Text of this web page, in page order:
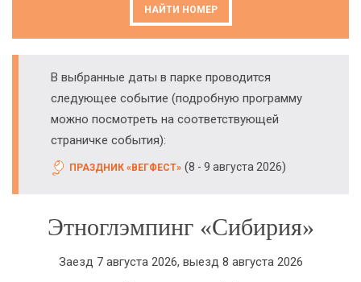
НАЙТИ НОМЕР
В выбранные даты в парке проводится
следующее событие (подробную программу
можно посмотреть на соответствующей
страничке события):
ПРАЗДНИК «ВЕГФЕСТ» (8 - 9 августа 2026)
Этноглэмпинг «Сибирия»
Заезд 7 августа 2026, выезд 8 августа 2026